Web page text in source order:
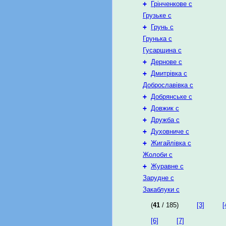
+
Грінченкове с
Грузьке с
+
Грунь с
Грунька с
Гусарщина с
+ Дернове с
+ Дмитрівка с
Доброславівка с
+ Добрянське с
+ Довжик с
+ Дружба с
+ Духовниче с
+ Жигайлівка с
Жолоби с
+ Журавне с
Зарудне с
Закаблуки с
(41 / 185) [3]
[6] [7]